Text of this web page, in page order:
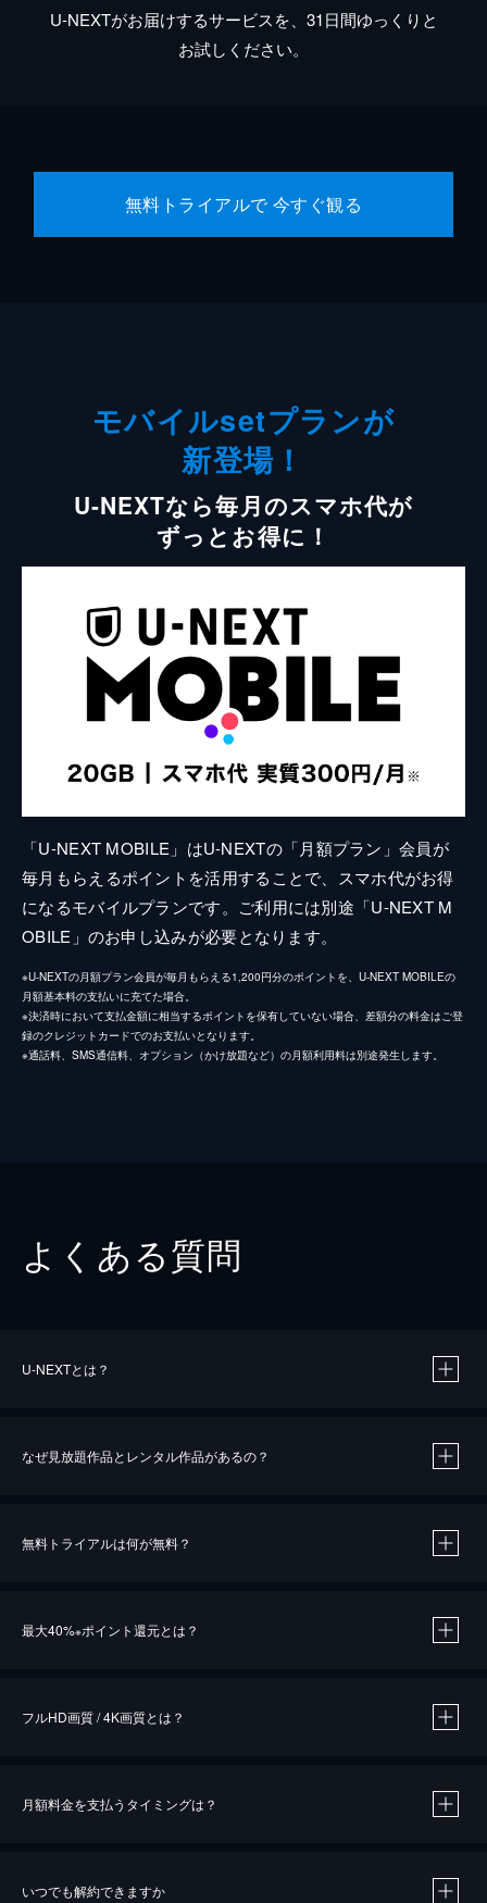
U-NEXTがお届けするサービスを、31日間ゆっくりと
お試しください。
無料トライアルで 今すぐ観る
モバイルsetプランが
新登場！
U-NEXTなら毎月のスマホ代が
ずっとお得に！
「U-NEXT MOBILE」はU-NEXTの「月額プラン」会員が
毎月もらえるポイントを活用することで、スマホ代がお得
になるモバイルプランです。ご利用には別途「U-NEXT M
OBILE」のお申し込みが必要となります。
※U-NEXTの月額プラン会員が毎月もらえる1,200円分のポイントを、U-NEXT MOBILEの
月額基本料の支払いに充てた場合。
※決済時において支払金額に相当するポイントを保有していない場合、差額分の料金はご登
録のクレジットカードでのお支払いとなります。
※通話料、SMS通信料、オプション（かけ放題など）の月額利用料は別途発生します。
よくある質問
U-NEXTとは？
なぜ見放題作品とレンタル作品があるの？
無料トライアルは何が無料？
最大40%※ポイント還元とは？
※40％ポイント還元の対象は、クレジットカード決済による作品の購入 / レンタルです。
iOSアプリのUコイン決済による作品の購入 / レンタルは、20％のポイント還元です。
フルHD画質 / 4K画質とは？
月額料金を支払うタイミングは？
いつでも解約できますか